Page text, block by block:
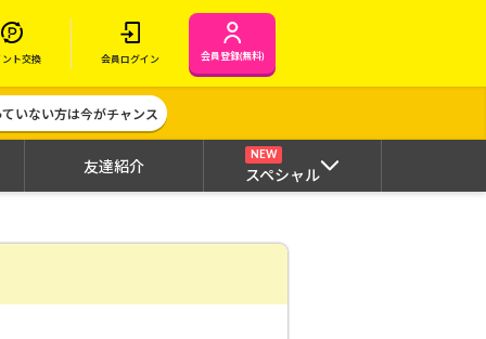
ント交換 会員ログイン 会員登録(無料)
いない方は今がチャンス
友達紹介
NEW
スペシャル